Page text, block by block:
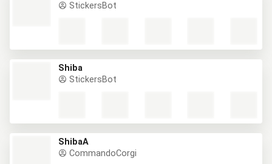
StickersBot
Shiba
StickersBot
ShibaA
CommandoCorgi